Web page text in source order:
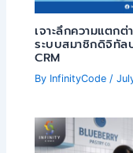
เจาะลึกความแตก
ระบบสมาชิกดิจิทั
CRM
By InfinityCode /